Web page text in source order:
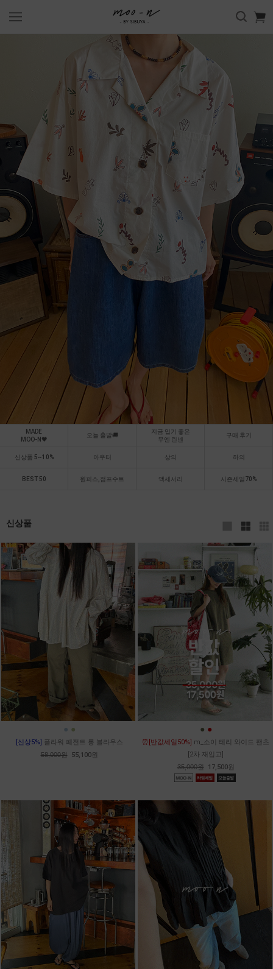
MADE
MOO-N🖤
오늘 출발🚚
지금 입기 좋은
무엔 린넨
구매 후기
신상품 5~10% 아우터 상의 하의
BEST 50 원피스,점프수트 액세서리 시즌세일70%
신상품
● ●
[신상5%] 플라워 페전트 롱 블라우스
58,000원 55,100원
● ●
⏰[반값세일50%] m_소이 테리 와이드 팬츠
[2차 재입고]
35,000원 17,500원